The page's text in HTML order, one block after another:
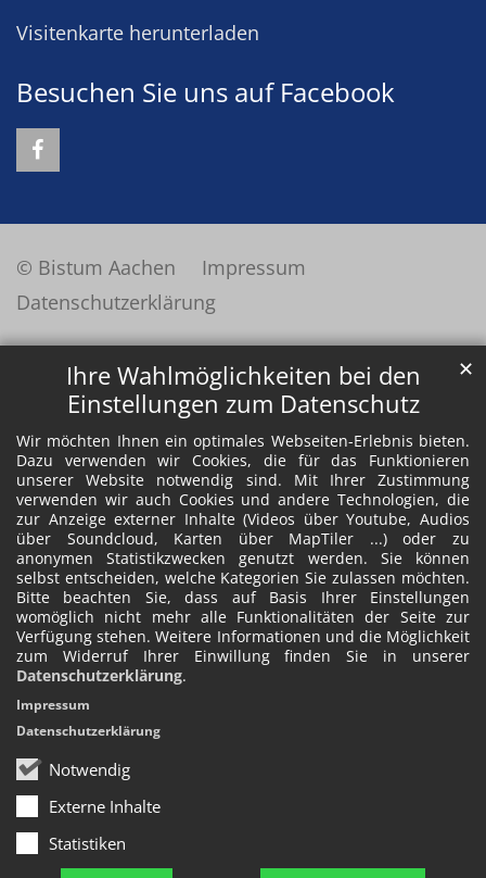
Ihre Wahlmöglichkeiten bei den
Einstellungen zum Datenschutz
Wir möchten Ihnen ein optimales Webseiten-Erlebnis bieten.
Dazu verwenden wir Cookies, die für das Funktionieren
unserer Website notwendig sind. Mit Ihrer Zustimmung
verwenden wir auch Cookies und andere Technologien, die
zur Anzeige externer Inhalte (Videos über Youtube, Audios
über Soundcloud, Karten über MapTiler ...) oder zu
anonymen Statistikzwecken genutzt werden. Sie können
selbst entscheiden, welche Kategorien Sie zulassen möchten.
Bitte beachten Sie, dass auf Basis Ihrer Einstellungen
womöglich nicht mehr alle Funktionalitäten der Seite zur
Verfügung stehen. Weitere Informationen und die Möglichkeit
zum Widerruf Ihrer Einwillung finden Sie in unserer
Datenschutzerklärung.
Notwendig
Externe Inhalte
Statistiken
✕
Impressum
Datenschutzerklärung
Visitenkarte herunterladen
Besuchen Sie uns auf Facebook
© Bistum Aachen
Impressum
Datenschutzerklärung